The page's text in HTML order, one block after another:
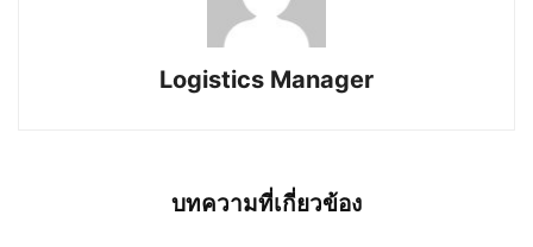
Logistics Manager
บทความที่เกี่ยวข้อง